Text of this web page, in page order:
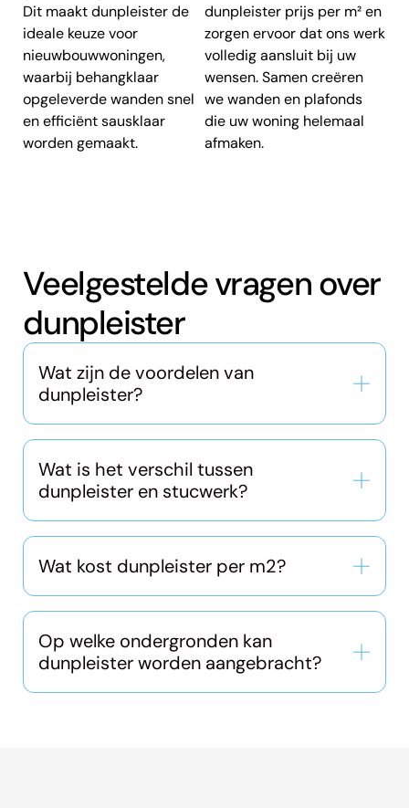
Dit maakt dunpleister de
ideale keuze voor
nieuwbouwwoningen,
waarbij behangklaar
opgeleverde wanden snel
en efficiënt sausklaar
worden gemaakt.
dunpleister prijs per m² en
zorgen ervoor dat ons werk
volledig aansluit bij uw
wensen. Samen creëren
we wanden en plafonds
die uw woning helemaal
afmaken.
Veelgestelde vragen over
dunpleister
Wat zijn de voordelen van
dunpleister?
Wat is het verschil tussen
dunpleister en stucwerk?
Wat kost dunpleister per m2?
Op welke ondergronden kan
dunpleister worden aangebracht?